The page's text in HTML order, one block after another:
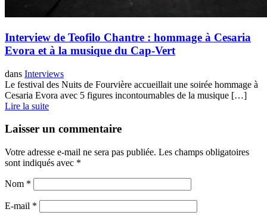
Interview de Teofilo Chantre : hommage à Cesaria
Evora et à la musique du Cap-Vert
dans Interviews
Le festival des Nuits de Fourvière accueillait une soirée hommage à
Cesaria Evora avec 5 figures incontournables de la musique […]
Lire la suite
Laisser un commentaire
Votre adresse e-mail ne sera pas publiée. Les champs obligatoires
sont indiqués avec *
Nom *
E-mail *